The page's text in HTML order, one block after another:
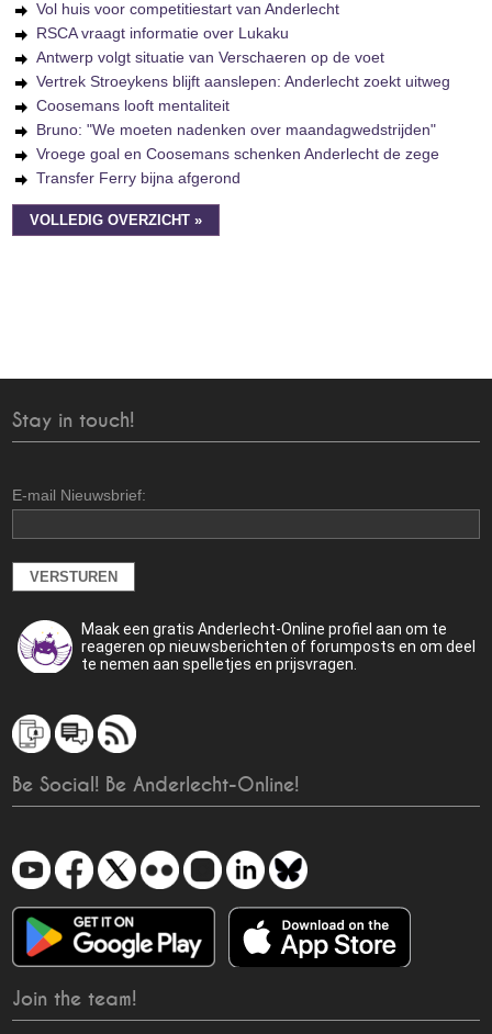
Vol huis voor competitiestart van Anderlecht
RSCA vraagt informatie over Lukaku
Antwerp volgt situatie van Verschaeren op de voet
Vertrek Stroeykens blijft aanslepen: Anderlecht zoekt uitweg
Coosemans looft mentaliteit
Bruno: "We moeten nadenken over maandagwedstrijden"
Vroege goal en Coosemans schenken Anderlecht de zege
Transfer Ferry bijna afgerond
VOLLEDIG OVERZICHT »
Stay in touch!
E-mail Nieuwsbrief:
Maak een gratis Anderlecht-Online profiel aan om te
reageren op nieuwsberichten of forumposts en om deel
te nemen aan spelletjes en prijsvragen.
Be Social! Be Anderlecht-Online!
Join the team!